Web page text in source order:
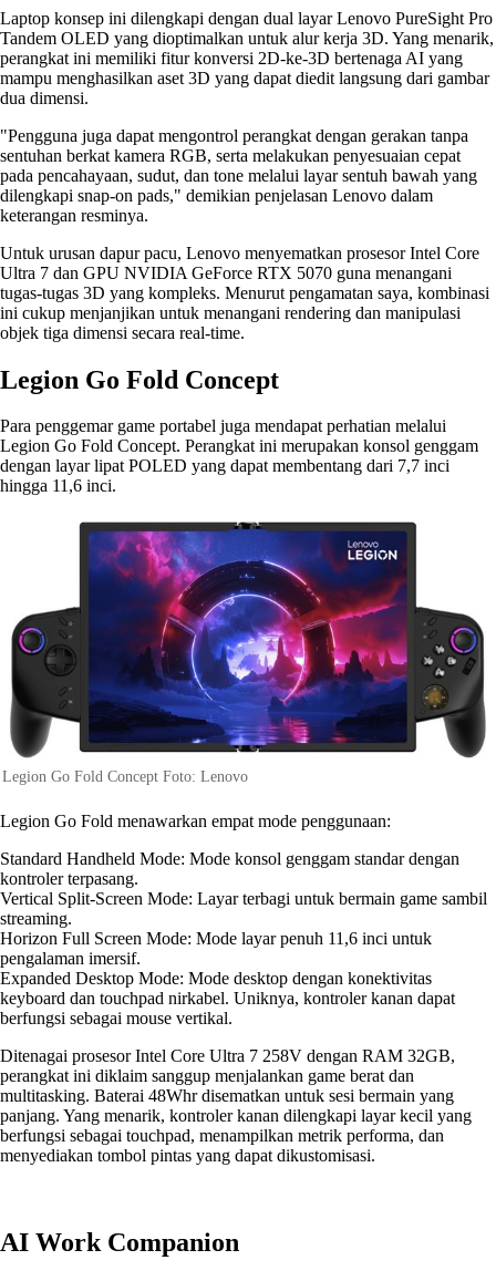
Laptop konsep ini dilengkapi dengan dual layar Lenovo PureSight Pro
Tandem OLED yang dioptimalkan untuk alur kerja 3D. Yang menarik,
perangkat ini memiliki fitur konversi 2D-ke-3D bertenaga AI yang
mampu menghasilkan aset 3D yang dapat diedit langsung dari gambar
dua dimensi.
"Pengguna juga dapat mengontrol perangkat dengan gerakan tanpa
sentuhan berkat kamera RGB, serta melakukan penyesuaian cepat
pada pencahayaan, sudut, dan tone melalui layar sentuh bawah yang
dilengkapi snap-on pads," demikian penjelasan Lenovo dalam
keterangan resminya.
Untuk urusan dapur pacu, Lenovo menyematkan prosesor Intel Core
Ultra 7 dan GPU NVIDIA GeForce RTX 5070 guna menangani
tugas-tugas 3D yang kompleks. Menurut pengamatan saya, kombinasi
ini cukup menjanjikan untuk menangani rendering dan manipulasi
objek tiga dimensi secara real-time.
Legion Go Fold Concept
Para penggemar game portabel juga mendapat perhatian melalui
Legion Go Fold Concept. Perangkat ini merupakan konsol genggam
dengan layar lipat POLED yang dapat membentang dari 7,7 inci
hingga 11,6 inci.
Legion Go Fold Concept Foto: Lenovo
Legion Go Fold menawarkan empat mode penggunaan:
Standard Handheld Mode: Mode konsol genggam standar dengan
kontroler terpasang.
Vertical Split-Screen Mode: Layar terbagi untuk bermain game sambil
streaming.
Horizon Full Screen Mode: Mode layar penuh 11,6 inci untuk
pengalaman imersif.
Expanded Desktop Mode: Mode desktop dengan konektivitas
keyboard dan touchpad nirkabel. Uniknya, kontroler kanan dapat
berfungsi sebagai mouse vertikal.
Ditenagai prosesor Intel Core Ultra 7 258V dengan RAM 32GB,
perangkat ini diklaim sanggup menjalankan game berat dan
multitasking. Baterai 48Whr disematkan untuk sesi bermain yang
panjang. Yang menarik, kontroler kanan dilengkapi layar kecil yang
berfungsi sebagai touchpad, menampilkan metrik performa, dan
menyediakan tombol pintas yang dapat dikustomisasi.
AI Work Companion